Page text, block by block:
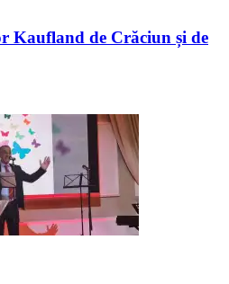
Kaufland de Crăciun și de